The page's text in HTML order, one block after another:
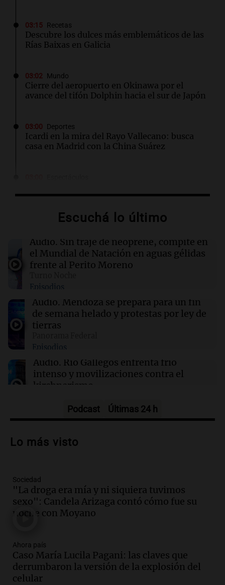
03:15 Recetas
Descubre los dulces más emblemáticos de las
Rías Baixas en Galicia
03:02 Mundo
Cierre del aeropuerto en Okinawa por el
avance del tifón Dolphin hacia el sur de Japón
03:00 Deportes
Icardi en la mira del Rayo Vallecano: busca
casa en Madrid con la China Suárez
China Suárez se muda a Madrid
Descuentos de hasta $400 en entradas para
TechCrunch Disrupt 2026 hasta mañana
Vogue World se trasladará a San Francisco: un
guiño a la fusión entre tecnología y moda
01:59 Mundo
México establece nuevo récord de oros
Escuchá lo último
Audio. Sin traje de neoprene, compite en
el Mundial de Natación en aguas gélidas
frente al Perito Moreno
Episodios
Audio. Mendoza se prepara para un fin
de semana helado y protestas por ley de
tierras
Episodios
Audio. Río Gallegos enfrenta frío
intenso y movilizaciones contra el
kirchnerismo
Audio.Debate en el Senado sobre
la soberanía digital en Argentina
Audio.
Mendoza se prepara para un fin
de semana helado y ciudadanos
marchan contra reforma de tierras
Panorama Federal
Audio.
El "Mono" de Kapanga
adelantó su show en Rosario.
Viva la Radio Rosario
Episodios
Podcast Últimas 24 h
Lo más visto
Sociedad
"La droga era mía y ni siquiera tuvimos
sexo": Candela Arizaga contó cómo fue su
noche con Moyano
Ahora país
Caso María Lucila Pagani: las claves que
derrumbaron la versión de la explosión del
celular